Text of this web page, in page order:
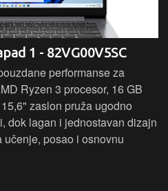
1 - 82VG00V5SC
performanse za
Ryzen 3 procesor, 16 GB
zaslon pruža ugodno
dok lagan i jednostavan dizajn
posao i osnovnu